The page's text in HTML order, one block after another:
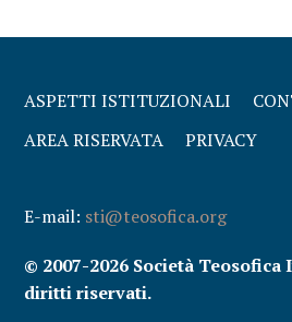
ASPETTI ISTITUZIONALI
AREA RISERVATA
PRIVACY
E-mail: sti@teosofica.org
© 2007-2026 Società
diritti riservati.